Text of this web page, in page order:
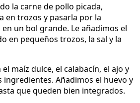
la carne de pollo picada,
en trozos y pasarla por la
un bol grande. Le añadimos el
en pequeños trozos, la sal y la
maíz dulce, el calabacín, el ajo y
ingredientes. Añadimos el huevo y
que queden bien integrados.